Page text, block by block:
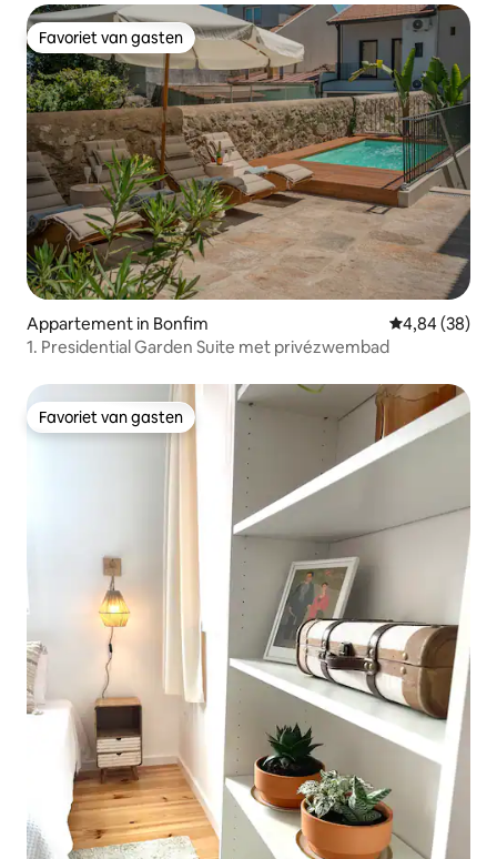
Favoriet van gasten
Favoriet van gasten
Appartement in Bonfim Gemiddelde
4,84 (38)
1. Presidential Garden Suite met privézwembad
Favoriet van gasten
Favoriet van gasten